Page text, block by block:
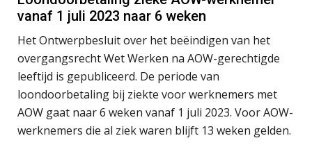
vanaf 1 juli 2023 naar 6 weken
Het Ontwerpbesluit over het beëindigen van het
overgangsrecht Wet Werken na AOW-gerechtigde
leeftijd is gepubliceerd. De periode van
loondoorbetaling bij ziekte voor werknemers met
AOW gaat naar 6 weken vanaf 1 juli 2023. Voor AOW-
werknemers die al ziek waren blijft 13 weken gelden.
Ewoud de Ruiter
Martijn Paping